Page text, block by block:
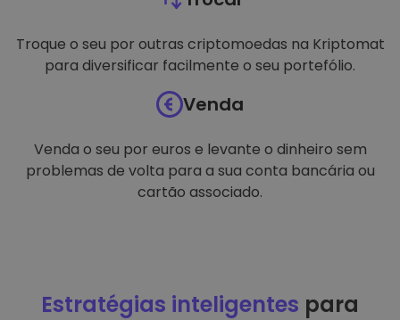
Troque o seu por outras criptomoedas na Kriptomat
para diversificar facilmente o seu portefólio.
Venda
Venda o seu por euros e levante o dinheiro sem
problemas de volta para a sua conta bancária ou
cartão associado.
Estratégias inteligentes para